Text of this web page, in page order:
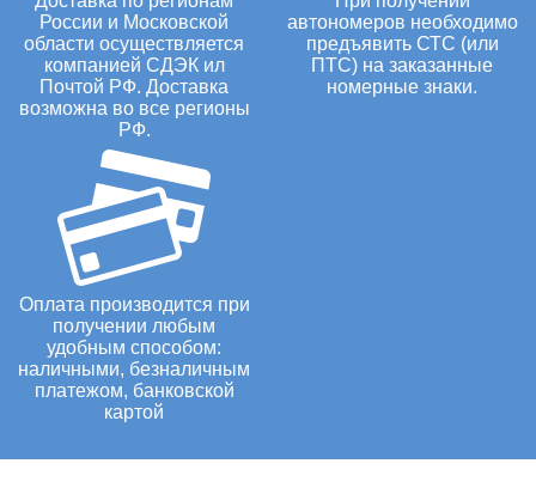
России и Московской
области осуществляется
компанией СДЭК ил
Почтой РФ. Доставка
возможна во все регионы
РФ.
автономеров необходимо
предъявить СТС (или
ПТС) на заказанные
номерные знаки.
Оплата производится при
получении любым
удобным способом:
наличными, безналичным
платежом, банковской
картой